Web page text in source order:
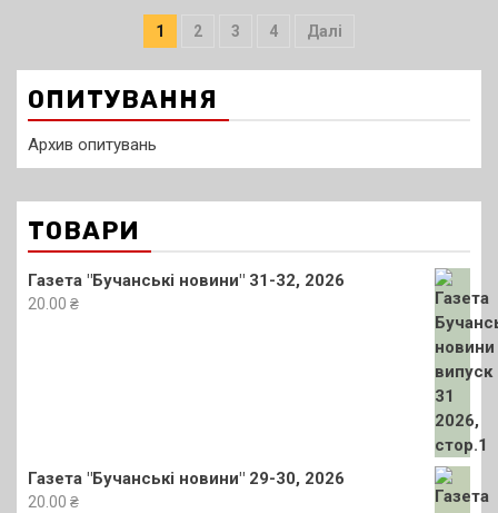
Пагінація
записів
1 2 3 4 Далі
ОПИТУВАННЯ
Архив опитувань
ТОВАРИ
Газета "Бучанські новини" 31-32, 2026
20.00 ₴
Газета "Бучанські новини" 29-30, 2026
20.00 ₴